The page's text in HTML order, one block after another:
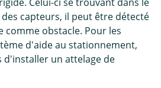
Celui-ci se trouvant dans le
capteurs, il peut être détecté
comme obstacle. Pour les
d'aide au stationnement,
un attelage de